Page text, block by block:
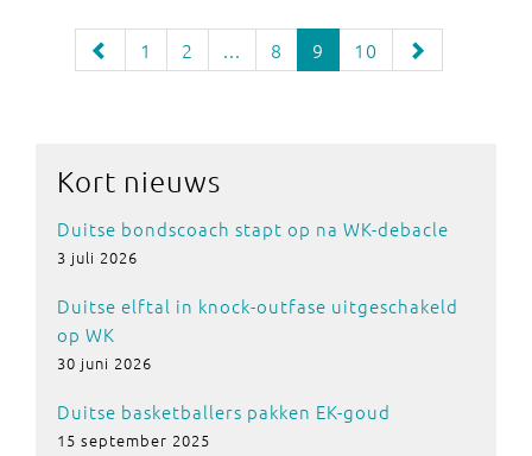
1 2 ... 8 9 10
Kort nieuws
Duitse bondscoach stapt op na WK-debacle
3 juli 2026
Duitse elftal in knock-outfase uitgeschakeld
op WK
30 juni 2026
Duitse basketballers pakken EK-goud
15 september 2025